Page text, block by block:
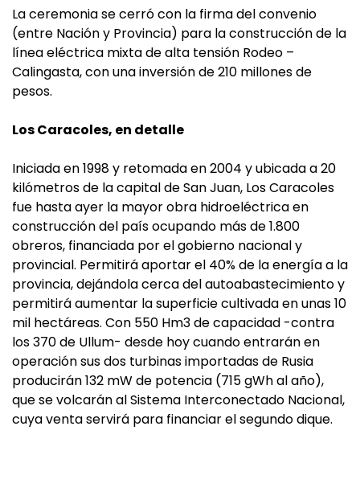
La ceremonia se cerró con la firma del convenio
(entre Nación y Provincia) para la construcción de la
línea eléctrica mixta de alta tensión Rodeo –
Calingasta, con una inversión de 210 millones de
pesos.
Los Caracoles, en detalle
Iniciada en 1998 y retomada en 2004 y ubicada a 20
kilómetros de la capital de San Juan, Los Caracoles
fue hasta ayer la mayor obra hidroeléctrica en
construcción del país ocupando más de 1.800
obreros, financiada por el gobierno nacional y
provincial. Permitirá aportar el 40% de la energía a la
provincia, dejándola cerca del autoabastecimiento y
permitirá aumentar la superficie cultivada en unas 10
mil hectáreas. Con 550 Hm3 de capacidad -contra
los 370 de Ullum- desde hoy cuando entrarán en
operación sus dos turbinas importadas de Rusia
producirán 132 mW de potencia (715 gWh al año),
que se volcarán al Sistema Interconectado Nacional,
cuya venta servirá para financiar el segundo dique.